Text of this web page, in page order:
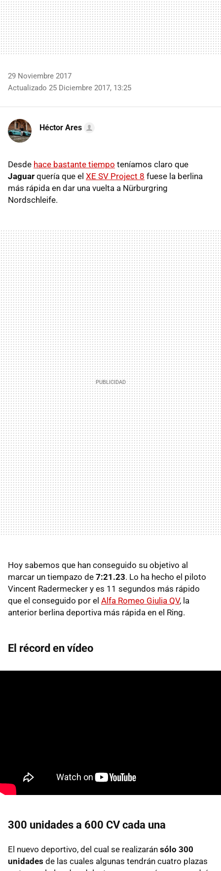
29 Noviembre 2017
Actualizado 25 Diciembre 2017, 13:25
Héctor Ares
Desde hace bastante tiempo teníamos claro que
Jaguar quería que el XE SV Project 8 fuese la berlina
más rápida en dar una vuelta a Nürburgring
Nordschleife.
Hoy sabemos que han conseguido su objetivo al
marcar un tiempazo de 7:21.23. Lo ha hecho el piloto
Vincent Radermecker y es 11 segundos más rápido
que el conseguido por el Alfa Romeo Giulia QV, la
anterior berlina deportiva más rápida en el Ring.
El récord en vídeo
300 unidades a 600 CV cada una
El nuevo deportivo, del cual se realizarán sólo 300
unidades de las cuales algunas tendrán cuatro plazas